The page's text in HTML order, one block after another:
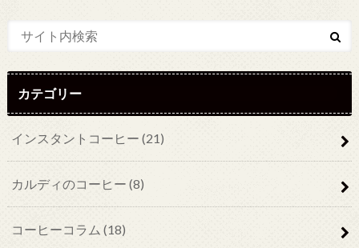
カテゴリー
インスタントコーヒー (21)
カルディのコーヒー (8)
コーヒーコラム (18)